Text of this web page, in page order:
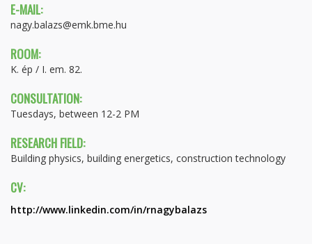
E-MAIL:
nagy.balazs@emk.bme.hu
ROOM:
K. ép / I. em. 82.
CONSULTATION:
Tuesdays, between 12-2 PM
RESEARCH FIELD:
Building physics, building energetics, construction technology
CV:
http://www.linkedin.com/in/rnagybalazs